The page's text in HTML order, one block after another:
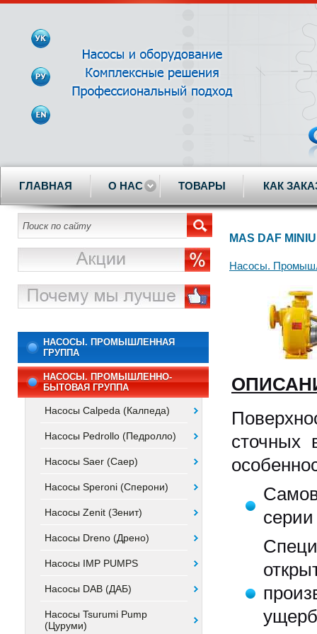
ГЛАВНАЯ О НАС ТОВАРЫ КАК
НАСОСЫ. ПРОМЫШЛЕННАЯ
ГРУППА
НАСОСЫ. ПРОМЫШЛЕННО-
БЫТОВАЯ ГРУППА
Насосы Calpeda (Калпеда)
Насосы Pedrollo (Педролло)
Насосы Saer (Саер)
Насосы Speroni (Сперони)
Насосы Zenit (Зенит)
Насосы Dreno (Дрено)
Насосы IMP PUMPS
Насосы DAB (ДАБ)
Насосы Tsurumi Pump
(Цуруми)
MAS DAF
Насосы.
сточных